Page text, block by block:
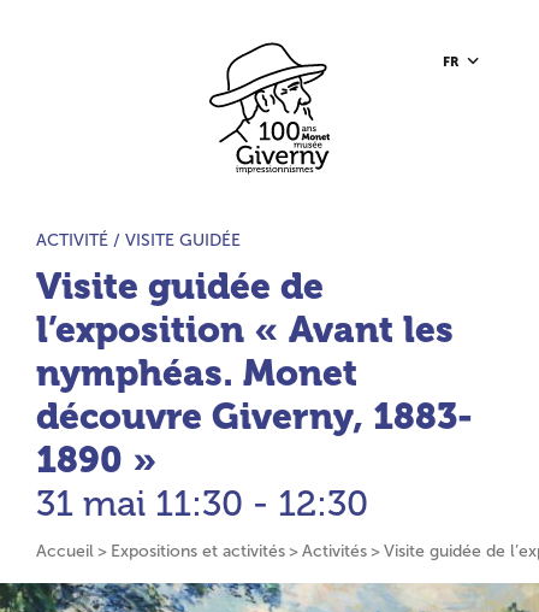
FR
Accueil du site
TYPE D’ACTIVITÉ :
ACTIVITÉ /VISITE GUIDÉE
Visite guidée de
l’exposition « Avant les
nymphéas. Monet
découvre Giverny, 1883-
1890 »
31 mai 11:30 - 12:30
Accueil Expositions et activités Activités Visite guidée de